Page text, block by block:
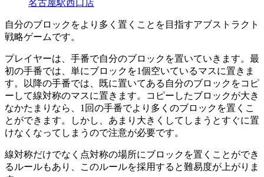
名古屋駅西口店
自分のブロックをより多く置くことを目指すアブストラクト
戦略ゲームです。
プレイヤーは、手番で自分のブロックを置いていきます。最
初の手番では、単にブロックを1個空いているマスに置きま
す。以降の手番では、既に置いてある自分のブロックをコピ
ーして線対称のマスに置きます。コピーしたブロックが大き
なかたまりなら、1回の手番でより多くのブロックを置くこ
とができます。しかし、あまり大きくしてしまうとすぐに置
けなくなってしまうので注意が必要です。
線対称だけでなく点対称の場所にブロックを置くことができ
るルールもあり、このルールを採用すると難易度が上がりま